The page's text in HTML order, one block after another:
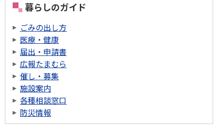
暮らしのガイド
ごみの出し方
医療・健康
届出・申請書
広報たまむら
催し・募集
施設案内
各種相談窓口
防災情報